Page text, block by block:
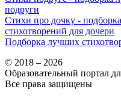
подруги
Стихи про дочку -
стихотворений для дочери
Подборка лучших
© 2018 – 2026
Образовательный портал
Все права защищены